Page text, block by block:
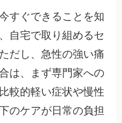
すぐできることを知
自宅で取り組めるセ
だし、急性の強い痛
は、まず専門家への
較的軽い症状や慢性
のケアが日常の負担